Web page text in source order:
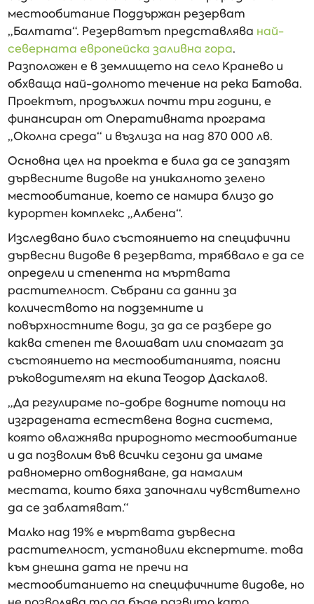
местообитание Поддържан резерват
„Балтата“. Резерватът представлява най-
северната европейска заливна гора.
Разположен е в землището на село Кранево и
обхваща най-долното течение на река Батова.
Проектът, продължил почти три години, е
финансиран от Оперативната програма
„Околна среда“ и възлиза на над 870 000 лв.
Основна цел на проекта е била да се запазят
дървесните видове на уникалното зелено
местообитание, което се намира близо до
курортен комплекс „Албена“.
Изследвано било състоянието на специфични
дървесни видове в резервата, трябвало е да се
определи и степента на мъртвата
растителност. Събрани са данни за
количеството на подземните и
повърхностните води, за да се разбере до
каква степен те влошават или спомагат за
състоянието на местообитанията, поясни
ръководителят на екипа Теодор Даскалов.
„Да регулираме по-добре водните потоци на
изградената естествена водна система,
която овлажнява природното местообитание
и да позволим във всички сезони да имаме
равномерно отводняване, да намалим
местата, които бяха започнали чувствително
да се заблатяват.“
Малко над 19% е мъртвата дървесна
растителност, установили експертите. това
към днешна дата не пречи на
местообитанието на специфичните видове, но